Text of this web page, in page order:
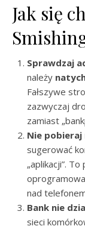
Jak się
Sprawdzaj
należy
Fałszywe
zazwyczaj
zamiast
Nie pobieraj
sugerować
„aplikacji”.
nad
Bank nie
sieci